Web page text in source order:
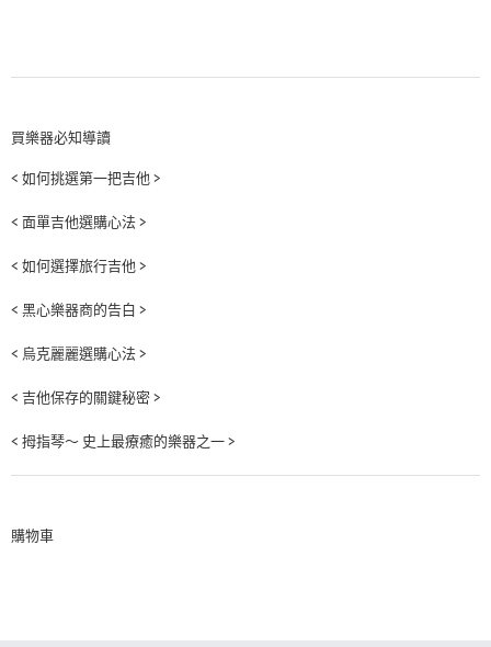
買樂器必知導讀
< 如何挑選第一把吉他 >
< 面單吉他選購心法 >
< 如何選擇旅行吉他 >
< 黑心樂器商的告白 >
< 烏克麗麗選購心法 >
< 吉他保存的關鍵秘密 >
< 拇指琴～ 史上最療癒的樂器之一 >
購物車